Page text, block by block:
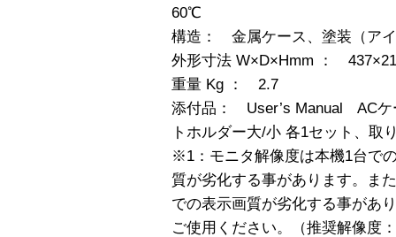
60℃
構造： 金属ケース、塗装（ア
外形寸法 W×D×Hmm ：
重量 Kg ： 2.7
添付品： User’s Manual ACケ
トホルダー大/小 各1セット、取
※1：モニタ解像度は本機1台で
質が劣化する事があります。ま
での表示画質が劣化する事があ
ご使用ください。（推奨解像度